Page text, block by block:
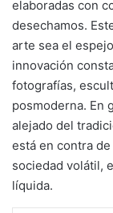
elaboradas con
desechamos.
arte sea el
innovación
fotografías,
posmoderna. En
alejado del
está en contra
sociedad volátil,
líquida.